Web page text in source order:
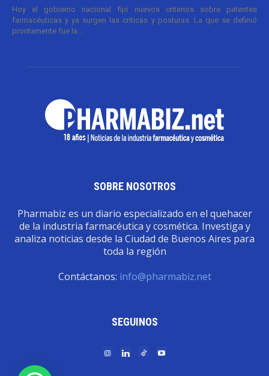
Hoy el gobierno nacional fijó nuevos criterios sobre patentes
farmacéuticas y ya surgen las críticas y posturas. La que se definió
prontamente fue la...
SOBRE NOSOTROS
Pharmabiz es un diario especializado en el quehacer
de la industria farmacéutica y cosmética. Investiga y
analiza noticias desde la Ciudad de Buenos Aires para
toda la región
Contáctanos: info@pharmabiz.net
SEGUINOS